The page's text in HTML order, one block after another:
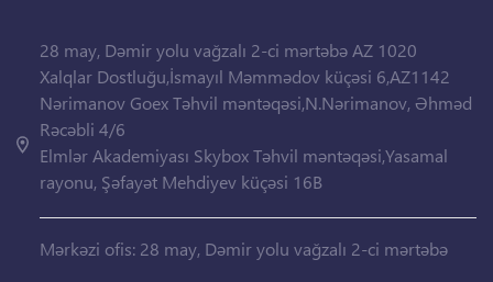
28 may, Dəmir yolu vağzalı 2-ci mərtəbə AZ 1020
Xalqlar Dostluğu,İsmayıl Məmmədov küçəsi 6,AZ1142
Nərimanov Goex Təhvil məntəqəsi,N.Nərimanov, Əhməd
Rəcəbli 4/6
Elmlər Akademiyası Skybox Təhvil məntəqəsi,Yasamal
rayonu, Şəfayət Mehdiyev küçəsi 16B
Mərkəzi ofis: 28 may, Dəmir yolu vağzalı 2-ci mərtəbə